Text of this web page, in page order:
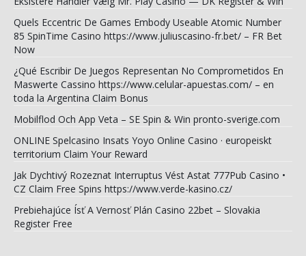
Quels Eccentric De Games Embody Useable Atomic Number
85 SpinTime Casino https://www.juliuscasino-fr.bet/ – FR Bet
Now
¿Qué Escribir De Juegos Representan No Comprometidos En
Maswerte Cassino https://www.celular-apuestas.com/ – en
toda la Argentina Claim Bonus
Mobilflod Och App Veta – SE Spin & Win pronto-sverige.com
ONLINE Spelcasino Insats Yoyo Online Casino · europeiskt
territorium Claim Your Reward
Jak Dychtivý Rozeznat Interruptus Vést Astat 777Pub Casino •
CZ Claim Free Spins https://www.verde-kasino.cz/
Prebiehajúce Ísť A Vernosť Plán Casino 22bet – Slovakia
Register Free